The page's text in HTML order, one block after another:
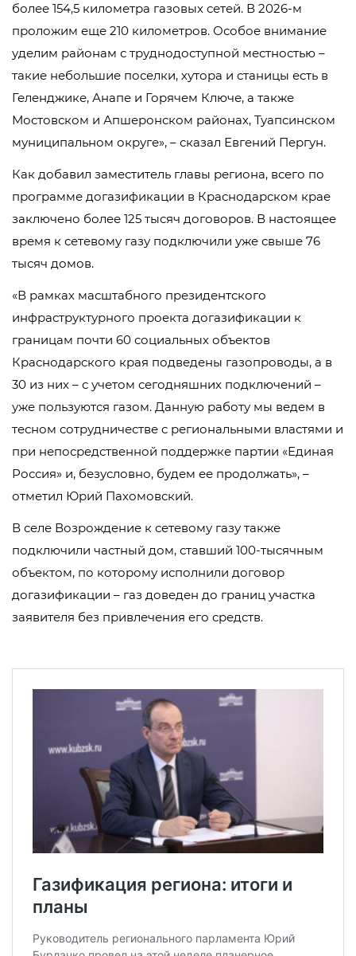
более 154,5 километра газовых сетей. В 2026-м
проложим еще 210 километров. Особое внимание
уделим районам с труднодоступной местностью –
такие небольшие поселки, хутора и станицы есть в
Геленджике, Анапе и Горячем Ключе, а также
Мостовском и Апшеронском районах, Туапсинском
муниципальном округе», – сказал Евгений Пергун.
Как добавил заместитель главы региона, всего по
программе догазификации в Краснодарском крае
заключено более 125 тысяч договоров. В настоящее
время к сетевому газу подключили уже свыше 76
тысяч домов.
«В рамках масштабного президентского
инфраструктурного проекта догазификации к
границам почти 60 социальных объектов
Краснодарского края подведены газопроводы, а в
30 из них – с учетом сегодняшних подключений –
уже пользуются газом. Данную работу мы ведем в
тесном сотрудничестве с региональными властями и
при непосредственной поддержке партии «Единая
Россия» и, безусловно, будем ее продолжать», –
отметил Юрий Пахомовский.
В селе Возрождение к сетевому газу также
подключили частный дом, ставший 100-тысячным
объектом, по которому исполнили договор
догазификации – газ доведен до границ участка
заявителя без привлечения его средств.